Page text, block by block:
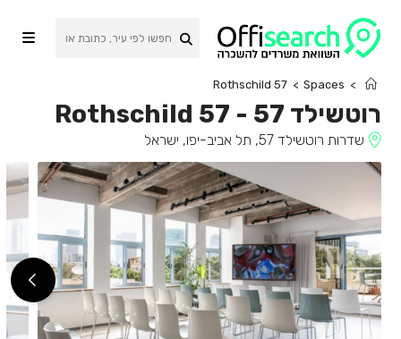
content
>
Spaces
>
Rothschild 57
רוטשילד 57 -
Rothschild 57
שדרות רוטשילד 57, תל אביב-יפו, ישראל